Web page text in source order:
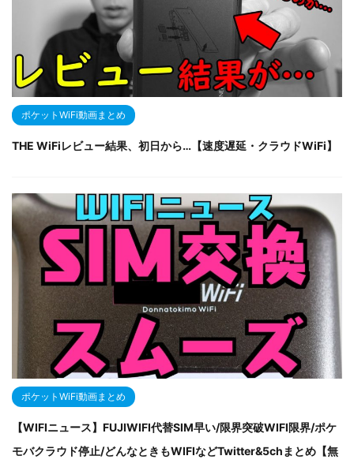
ポケットWiFi動画まとめ
THE WiFiレビュー結果、初日から…【速度遅延・クラウドWiFi】
ポケットWiFi動画まとめ
【WIFIニュース】FUJIWIFI代替SIM早い/限界突破WIFI限界/ポケ
モバクラウド停止/どんなときもWIFIなどTwitter&5chまとめ【無